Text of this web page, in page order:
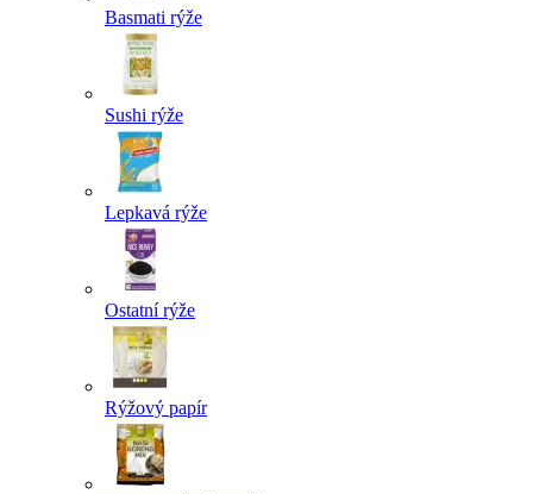
Basmati rýže
Sushi rýže
Lepkavá rýže
Ostatní rýže
Rýžový papír